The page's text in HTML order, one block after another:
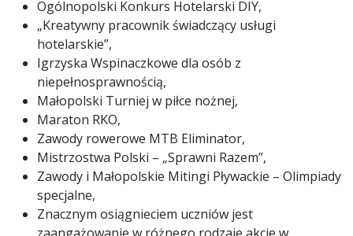
Ogólnopolski Konkurs Hotelarski DIY,
„Kreatywny pracownik świadczący usługi
hotelarskie”,
Igrzyska Wspinaczkowe dla osób z
niepełnosprawnością,
Małopolski Turniej w piłce nożnej,
Maraton RKO,
Zawody rowerowe MTB Eliminator,
Mistrzostwa Polski – „Sprawni Razem”,
Zawody i Małopolskie Mitingi Pływackie – Olimpiady
specjalne,
Znacznym osiągnieciem uczniów jest